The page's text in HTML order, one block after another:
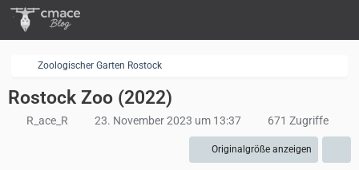
Zoologischer Garten Rostock
Rostock Zoo (2022)
R_ace_R 23. November 2023 um 13:37 671 Zugriffe
Originalgröße anzeigen